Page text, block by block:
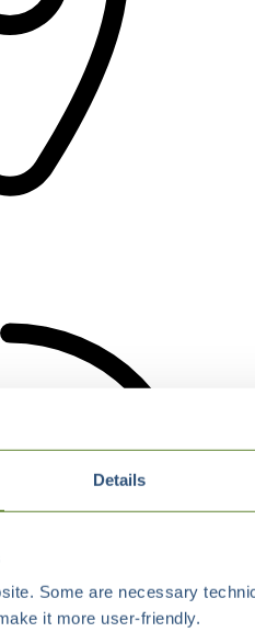
Details
Some are necessary
it more user-friendly.